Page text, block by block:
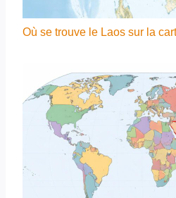
Où se trouve le Laos sur la